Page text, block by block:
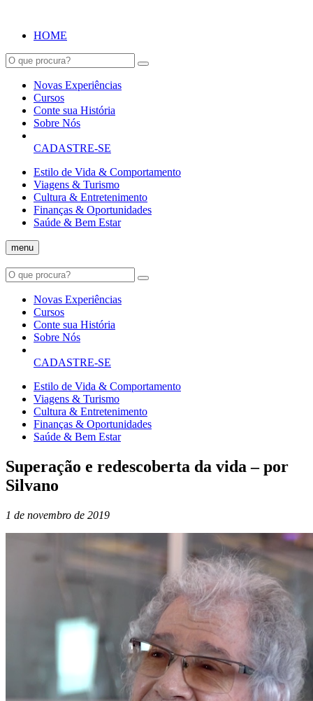
HOME
Novas Experiências
Cursos
Conte sua História
Sobre Nós
CADASTRE-SE
Estilo de Vida & Comportamento
Viagens & Turismo
Cultura & Entretenimento
Finanças & Oportunidades
Saúde & Bem Estar
menu
Novas Experiências
Cursos
Conte sua História
Sobre Nós
CADASTRE-SE
Estilo de Vida & Comportamento
Viagens & Turismo
Cultura & Entretenimento
Finanças & Oportunidades
Saúde & Bem Estar
Superação e redescoberta da vida – por
Silvano
1 de novembro de 2019